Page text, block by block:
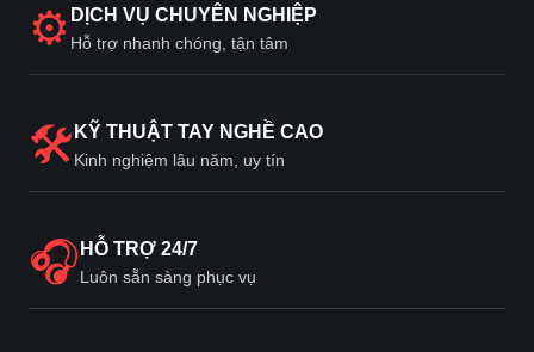
⚙ DỊCH VỤ CHUYÊN NGHIỆP
Hỗ trợ nhanh chóng, tận tâm
🛠 KỸ THUẬT TAY NGHỀ CAO
Kinh nghiệm lâu năm, uy tín
🎧 HỖ TRỢ 24/7
Luôn sẵn sàng phục vụ